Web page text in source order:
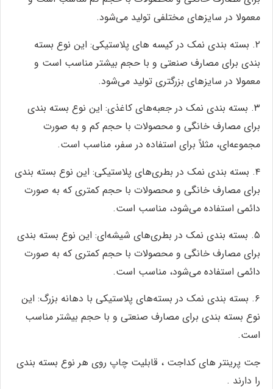
معمولا در سایزهای مختلفی تولید می‌شود.
۲. بسته بندی نمک در کیسه های پلاستیکی: این نوع بسته
بندی برای مصارف صنعتی و با حجم بیشتر مناسب است و
معمولا در سایزهای بزرگتری تولید می‌شود.
۳. بسته بندی نمک در جعبه‌های کاغذی: این نوع بسته بندی
برای مصارف خانگی و محصولات با حجم کم و به صورت
مجموعه‌ای، مثلاً برای استفاده در سفر، مناسب است.
۴. بسته بندی نمک در بطری‌های پلاستیکی: این نوع بسته بندی
برای مصارف خانگی و محصولات با حجم کمتری که به صورت
دائمی استفاده می‌شود، مناسب است.
۵. بسته بندی نمک در بطری‌های شیشه‌ای: این نوع بسته بندی
برای مصارف خانگی و محصولات با حجم کمتری که به صورت
دائمی استفاده می‌شود، مناسب است.
۶. بسته بندی نمک در بسته‌های پلاستیکی با دهانه بزرگ: این
نوع بسته بندی برای مصارف صنعتی و با حجم بیشتر مناسب
است.
جت پرینتر های کداجت ، قابلیت چاپ روی هر نوع بسته بندی
را دارند .